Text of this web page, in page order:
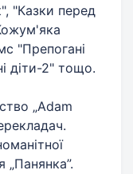
"Казки перед
"Препогані
діти-2" тощо.
„Adam
„Панянка”.